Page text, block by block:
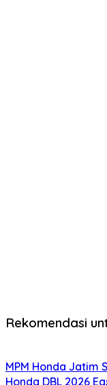
Rekomendasi
MPM Honda Jatim
Honda DBL 2026